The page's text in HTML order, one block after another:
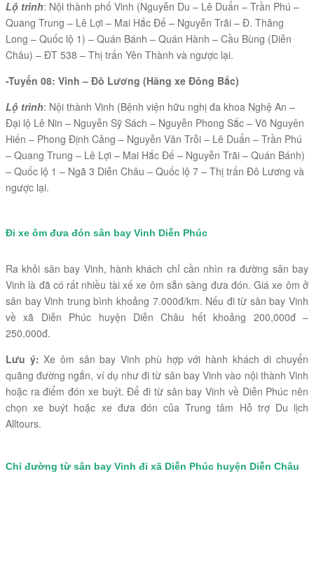
Lộ trình: Nội thành phố Vinh (Nguyễn Du – Lê Duẩn – Trần Phú –
Quang Trung – Lê Lợi – Mai Hắc Đế – Nguyễn Trãi – Đ. Thăng
Long – Quốc lộ 1) – Quán Bánh – Quán Hành – Cầu Bùng (Diễn
Châu) – ĐT 538 – Thị trấn Yên Thành và ngược lại.
-Tuyến 08: Vinh – Đô Lương (Hãng xe Đông Bắc)
Lộ trình: Nội thành Vinh (Bệnh viện hữu nghị đa khoa Nghệ An –
Đại lộ Lê Nin – Nguyễn Sỹ Sách – Nguyễn Phong Sắc – Võ Nguyên
Hiến – Phong Định Cảng – Nguyễn Văn Trỗi – Lê Duẩn – Trần Phú
– Quang Trung – Lê Lợi – Mai Hắc Đế – Nguyễn Trãi – Quán Bánh)
– Quốc lộ 1 – Ngã 3 Diễn Châu – Quốc lộ 7 – Thị trấn Đô Lương và
ngược lại.
Đi xe ôm đưa đón sân bay Vinh Diễn Phúc
Ra khỏi sân bay Vinh, hành khách chỉ cần nhìn ra đường sân bay
Vinh là đã có rất nhiều tài xế xe ôm sẵn sàng đưa đón. Giá xe ôm ở
sân bay Vinh trung bình khoảng 7.000đ/km. Nếu đi từ sân bay Vinh
về xã Diễn Phúc huyện Diễn Châu hết khoảng 200,000đ –
250,000đ.
Lưu ý: Xe ôm sân bay Vinh phù hợp với hành khách di chuyển
quãng đường ngắn, ví dụ như đi từ sân bay Vinh vào nội thành Vinh
hoặc ra điểm đón xe buýt. Để đi từ sân bay Vinh về Diễn Phúc nên
chọn xe buýt hoặc xe đưa đón của Trung tâm Hỗ trợ Du lịch
Alltours.
Chỉ đường từ sân bay Vinh đi xã Diễn Phúc huyện Diễn Châu